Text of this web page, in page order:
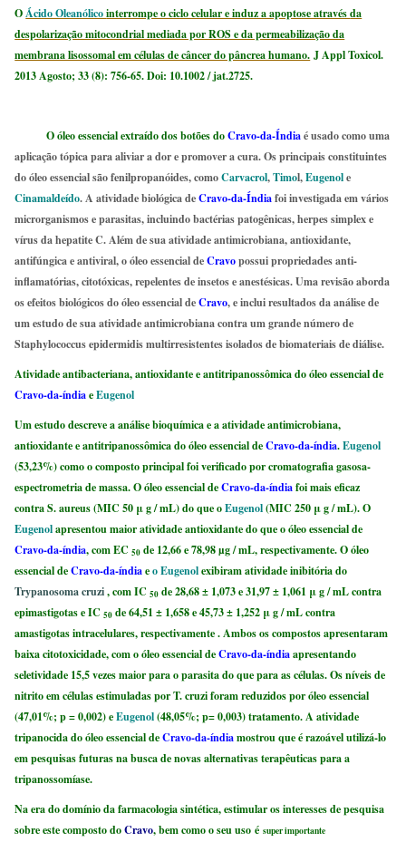
OÁcido Oleanólicointerrompe o ciclo celular e induz a apoptose atravésda
despolarização mitocondrial mediada por ROS e da permeabilização da
membrana lisossomal em células de câncer do pâncrea humano. J Appl Toxicol.
2013 Agosto; 33 (8): 756-65. Doi: 10.1002 / jat.2725.
O óleo essencial extraído dos botões doCravo-da-Índiaé usado como uma
aplicação tópica para aliviar a dor e promover a cura. Os principais constituintes
do óleo essencial são fenilpropanóides, comoCarvacrol,Timol,Eugenole
Cinamaldeído. A atividade biológica deCravo-da-Índiafoi investigada em vários
microrganismos e parasitas, incluindo bactérias patogênicas, herpes simplex e
vírus da hepatite C. Além de sua atividade antimicrobiana, antioxidante,
antifúngica e antiviral, o óleo essencial deCravopossui propriedades anti-
inflamatórias, citotóxicas, repelentes de insetos e anestésicas. Uma revisão aborda
os efeitos biológicos do óleo essencial deCravo, e inclui resultados da análise de
um estudo de sua atividade antimicrobiana contra um grande número de
Staphylococcus epidermidis multirresistentes isolados de biomateriais de diálise.
Atividade antibacteriana, antioxidante e antitripanossômica do óleo essencial de
Cravo-da-índiaeEugenol
Um estudo descreve a análise bioquímica e a atividade antimicrobiana,
antioxidante e antitripanossômica do óleo essencial deCravo-da-índia.Eugenol
(53,23%) como o composto principal foi verificado por cromatografia gasosa-
espectrometria de massa. O óleo essencial deCravo-da-índiafoi mais eficaz
contra S. aureus (MIC 50 μ g / mL) do que oEugenol(MIC 250 μ g / mL). O
Eugenolapresentou maior atividade antioxidante do que o óleo essencial de
Cravo-da-índia, com EC50 de 12,66 e 78,98 µg / mL, respectivamente. O óleo
essencial deCravo-da-índiaeo Eugenolexibiram atividade inibitória do
Trypanosoma cruzi, com IC50 de 28,68 ± 1,073 e 31,97 ± 1,061 μ g / mL contra
epimastigotas e IC50 de 64,51 ± 1,658 e 45,73 ± 1,252 μ g / mL contra
amastigotas intracelulares, respectivamente . Ambos os compostos apresentaram
baixa citotoxicidade, com o óleo essencial deCravo-da-índiaapresentando
seletividade 15,5 vezes maior para o parasita do que para as células. Os níveis de
nitrito em células estimuladas por T. cruzi foram reduzidos por óleo essencial
(47,01%; p = 0,002) eEugenol(48,05%; p= 0,003) tratamento. A atividade
tripanocida do óleo essencial deCravo-da-índiamostrou que é razoável utilizá-lo
em pesquisas futuras na busca de novas alternativas terapêuticas para a
tripanossomíase.
Na era do domínio da farmacologia sintética, estimular os interesses de pesquisa
sobre este composto doCravo, bem como o seu usoésuper importante